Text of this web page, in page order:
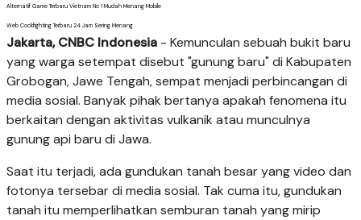
Alternatif Game Terbaru Vietnam No 1 Mudah Menang Mobile
Web Cockfighting Terbaru 24 Jam Sering Menang
Jakarta, CNBC Indonesia - Kemunculan sebuah bukit baru
yang warga setempat disebut "gunung baru" di Kabupaten
Grobogan, Jawe Tengah, sempat menjadi perbincangan di
media sosial. Banyak pihak bertanya apakah fenomena itu
berkaitan dengan aktivitas vulkanik atau munculnya
gunung api baru di Jawa.
Saat itu terjadi, ada gundukan tanah besar yang video dan
fotonya tersebar di media sosial. Tak cuma itu, gundukan
tanah itu memperlihatkan semburan tanah yang mirip